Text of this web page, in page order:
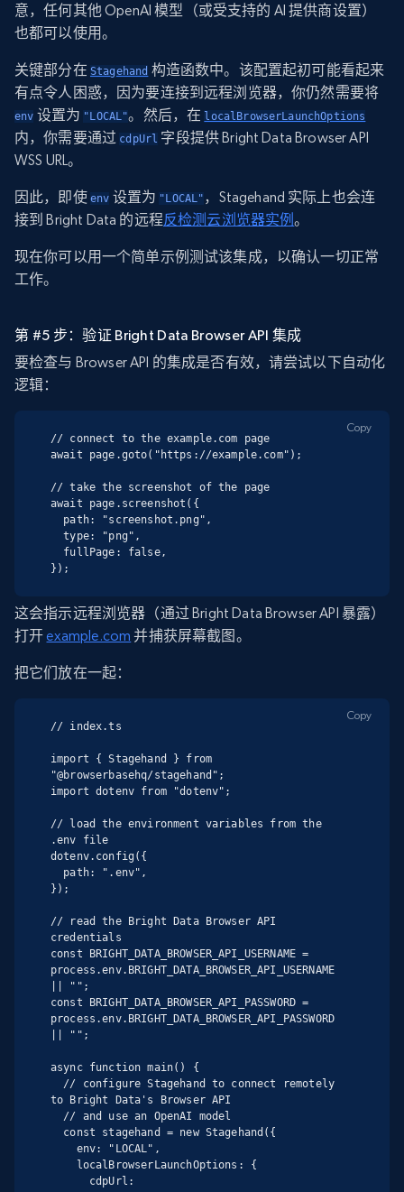
意，任何其他 OpenAI 模型（或受支持的 AI 提供商设置）
也都可以使用。
关键部分在 Stagehand 构造函数中。该配置起初可能看起来
有点令人困惑，因为要连接到远程浏览器，你仍然需要将
env 设置为 "LOCAL"。然后，在localBrowserLaunchOptions
内，你需要通过 cdpUrl 字段提供 Bright Data Browser API
WSS URL。
因此，即使 env 设置为 "LOCAL" ，Stagehand 实际上也会连
接到 Bright Data 的远程反检测云浏览器实例。
现在你可以用一个简单示例测试该集成，以确认一切正常
工作。
第 #5 步：验证 Bright Data Browser API 集成
要检查与 Browser API 的集成是否有效，请尝试以下自动化
逻辑：
// connect to the example.com page
await page.goto("https://example.com");
// take the screenshot of the page
await page.screenshot({
  type: "png",
});
Copy
这会指示远程浏览器（通过 Bright Data Browser API 暴露）
打开example.com 并捕获屏幕截图。
把它们放在一起：
// index.ts
import { Stagehand } from
"@browserbasehq/stagehand";
import dotenv from "dotenv";
// load the environment variables from the
.env file
dotenv.config({
});
// read the Bright Data Browser API
credentials
const BRIGHT_DATA_BROWSER_API_USERNAME =
process.env.BRIGHT_DATA_BROWSER_API_USERNAME
|| "";
const BRIGHT_DATA_BROWSER_API_PASSWORD =
process.env.BRIGHT_DATA_BROWSER_API_PASSWORD
|| "";
async function main() {
to Bright Data's Browser API
Copy